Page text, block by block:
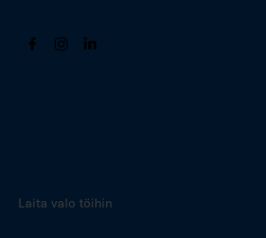
Laita valo töihin